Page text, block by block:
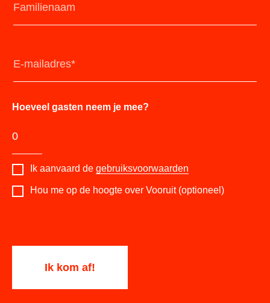
Hoeveel gasten neem je mee?
Ik aanvaard de gebruiksvoorwaarden
Hou me op de hoogte over Vooruit (optioneel)